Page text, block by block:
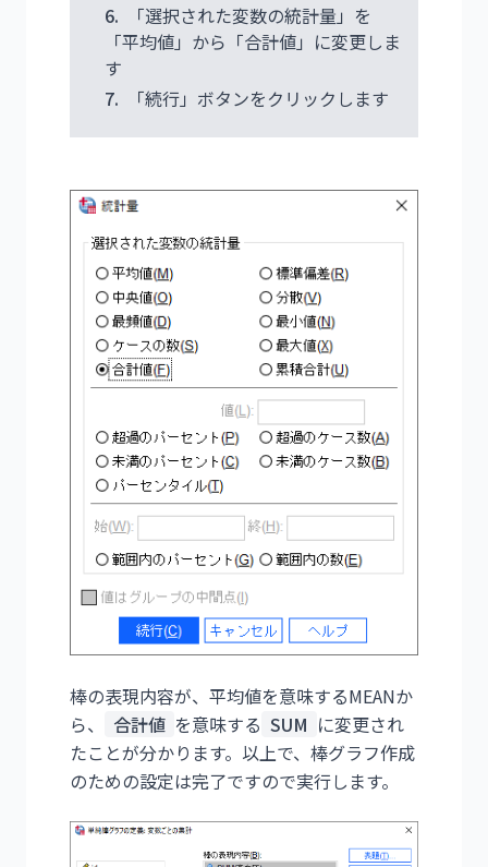
6.
「選択された変数の統計量」を
「平均値」から「合計値」に変更しま
す
7.
「続行」ボタンをクリックします
棒の表現内容が、平均値を意味するMEANか
ら、
合計値 を意味する SUM に変更され
たことが分かります。以上で、棒グラフ作成
のための設定は完了ですので実行します。